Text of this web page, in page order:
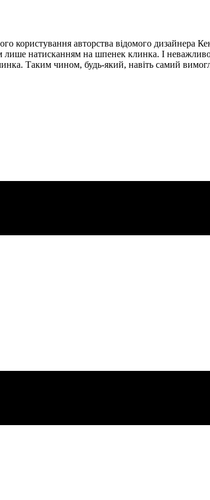
користування авторства відомого дизайнера
натисканням на шпенек клинка. І неважливо,
Таким чином, будь-який, навіть самий